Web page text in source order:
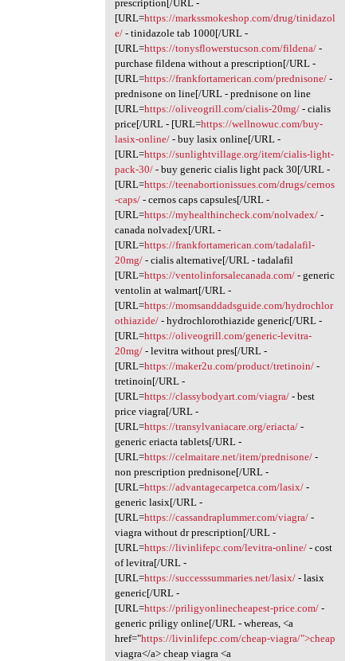
prescription[/URL -
[URL=https://markssmokeshop.com/drug/tinidazol
e/- tinidazole tab 1000[/URL -
[URL=https://tonysflowerstucson.com/fildena/-
purchase fildena without a prescription[/URL -
[URL=https://frankfortamerican.com/prednisone/-
prednisone on line[/URL - prednisone on line
[URL=https://oliveogrill.com/cialis-20mg/- cialis
price[/URL - [URL=https://wellnowuc.com/buy-
lasix-online/- buy lasix online[/URL -
[URL=https://sunlightvillage.org/item/cialis-light-
pack-30/- buy generic cialis light pack 30[/URL -
[URL=https://teenabortionissues.com/drugs/cernos
-caps/- cernos caps capsules[/URL -
[URL=https://myhealthincheck.com/nolvadex/-
canada nolvadex[/URL -
[URL=https://frankfortamerican.com/tadalafil-
20mg/- cialis alternative[/URL - tadalafil
[URL=https://ventolinforsalecanada.com/- generic
ventolin at walmart[/URL -
[URL=https://momsanddadsguide.com/hydrochlor
othiazide/- hydrochlorothiazide generic[/URL -
[URL=https://oliveogrill.com/generic-levitra-
20mg/- levitra without pres[/URL -
[URL=https://maker2u.com/product/tretinoin/-
tretinoin[/URL -
[URL=https://classybodyart.com/viagra/- best
price viagra[/URL -
[URL=https://transylvaniacare.org/eriacta/-
generic eriacta tablets[/URL -
[URL=https://celmaitare.net/item/prednisone/-
non prescription prednisone[/URL -
[URL=https://advantagecarpetca.com/lasix/-
generic lasix[/URL -
[URL=https://cassandraplummer.com/viagra/-
viagra without dr prescription[/URL -
[URL=https://livinlifepc.com/levitra-online/- cost
of levitra[/URL -
[URL=https://successsummaries.net/lasix/- lasix
generic[/URL -
[URL=https://priligyonlinecheapest-price.com/-
generic priligy online[/URL - whereas, <a
href="https://livinlifepc.com/cheap-viagra/">cheap
viagra</a> cheap viagra <a